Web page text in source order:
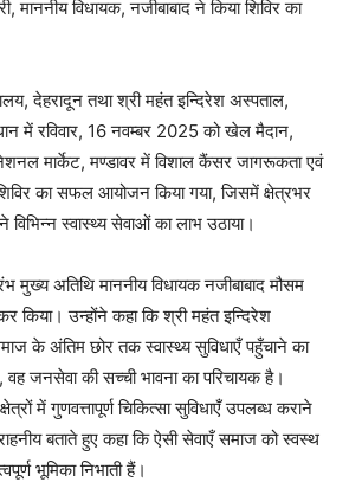
माननीय विधायक, नजीबाबाद ने किया शिविर का
देहरादून तथा श्री महंत इन्दिरेश अस्पताल,
में रविवार, 16 नवम्बर 2025 को खेल मैदान,
मार्केट, मण्डावर में विशाल कैंसर जागरूकता एवं
का सफल आयोजन किया गया, जिसमें क्षेत्रभर
स्वास्थ्य सेवाओं का लाभ उठाया।
मुख्य अतिथि माननीय विधायक नजीबाबाद मौसम
किया। उन्होंने कहा कि श्री महंत इन्दिरेश
के अंतिम छोर तक स्वास्थ्य सुविधाएँ पहुँचाने का
वह जनसेवा की सच्ची भावना का परिचायक है।
में गुणवत्तापूर्ण चिकित्सा सुविधाएँ उपलब्ध कराने
बताते हुए कहा कि ऐसी सेवाएँ समाज को स्वस्थ
भूमिका निभाती हैं।